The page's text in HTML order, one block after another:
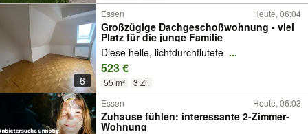
6
Essen Heute, 06:04
Großzügige Dachgeschoßwohnung - viel
Platz für die junge Familie
Diese helle, lichtdurchflutete ...
523 €
55 m² 3 Zi.
Essen Heute, 06:03
Zuhause fühlen: interessante 2-Zimmer-
Wohnung